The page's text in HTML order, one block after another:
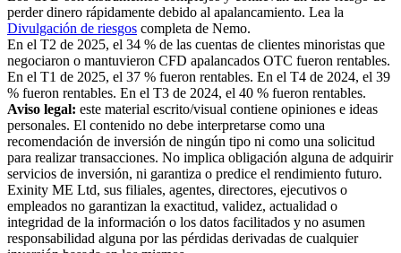
perder dinero rápidamente debido al apalancamiento. Lea la
Divulgación de riesgos completa de Nemo.
En el T2 de 2025, el 34 % de las cuentas de clientes minoristas que
negociaron o mantuvieron CFD apalancados OTC fueron rentables.
En el T1 de 2025, el 37 % fueron rentables. En el T4 de 2024, el 39
% fueron rentables. En el T3 de 2024, el 40 % fueron rentables.
Aviso legal: este material escrito/visual contiene opiniones e ideas
personales. El contenido no debe interpretarse como una
recomendación de inversión de ningún tipo ni como una solicitud
para realizar transacciones. No implica obligación alguna de adquirir
servicios de inversión, ni garantiza o predice el rendimiento futuro.
Exinity ME Ltd, sus filiales, agentes, directores, ejecutivos o
empleados no garantizan la exactitud, validez, actualidad o
integridad de la información o los datos facilitados y no asumen
responsabilidad alguna por las pérdidas derivadas de cualquier